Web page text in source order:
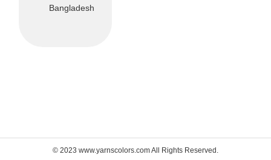
Bangladesh
© 2023 www.yarnscolors.com All Rights Reserved.